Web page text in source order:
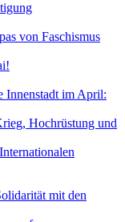
von Faschismus
Innenstadt im April:
Hochrüstung und
mit den